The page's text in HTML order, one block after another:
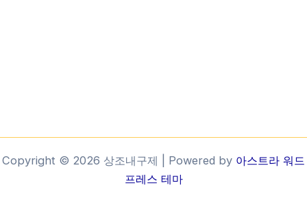
Copyright © 2026 상조내구제 | Powered by 아스트라 워드
프레스 테마